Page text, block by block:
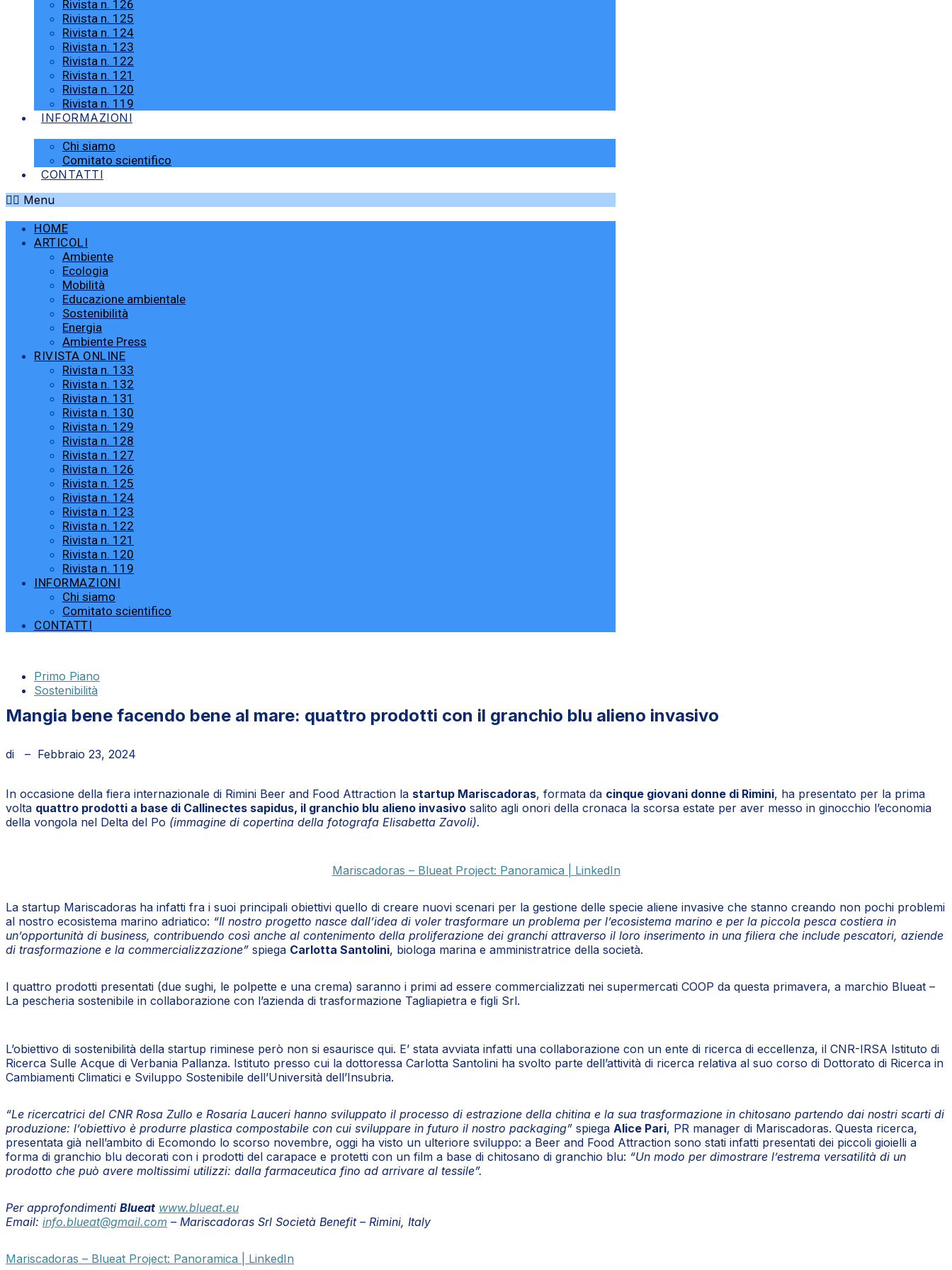
Rivista n. 126
Rivista n. 125
Rivista n. 124
Rivista n. 123
Rivista n. 122
Rivista n. 121
Rivista n. 120
Rivista n. 119
INFORMAZIONI
Chi siamo
Comitato scientifico
CONTATTI
Menu
HOME
ARTICOLI
Ambiente
Ecologia
Mobilità
Educazione ambientale
Sostenibilità
Energia
Ambiente Press
RIVISTA ONLINE
Rivista n. 133
Rivista n. 132
Rivista n. 131
Rivista n. 130
Rivista n. 129
Rivista n. 128
Rivista n. 127
Rivista n. 126
Rivista n. 125
Rivista n. 124
Rivista n. 123
Rivista n. 122
Rivista n. 121
Rivista n. 120
Rivista n. 119
INFORMAZIONI
Chi siamo
Comitato scientifico
CONTATTI
Primo Piano
Sostenibilità
Mangia bene facendo bene al mare: quattro prodotti con il granchio blu alieno invasivo
di – Febbraio 23, 2024
In occasione della fiera internazionale di Rimini Beer and Food Attraction la startup Mariscadoras, formata da cinque giovani donne di Rimini, ha presentato per la prima
volta quattro prodotti a base di Callinectes sapidus, il granchio blu alieno invasivo salito agli onori della cronaca la scorsa estate per aver messo in ginocchio l’economia
della vongola nel Delta del Po (immagine di copertina della fotografa Elisabetta Zavoli).
Mariscadoras – Blueat Project: Panoramica | LinkedIn
La startup Mariscadoras ha infatti fra i suoi principali obiettivi quello di creare nuovi scenari per la gestione delle specie aliene invasive che stanno creando non pochi problemi
al nostro ecosistema marino adriatico: “Il nostro progetto nasce dall’idea di voler trasformare un problema per l’ecosistema marino e per la piccola pesca costiera in
un’opportunità di business, contribuendo così anche al contenimento della proliferazione dei granchi attraverso il loro inserimento in una filiera che include pescatori, aziende
di trasformazione e la commercializzazione” spiega Carlotta Santolini, biologa marina e amministratrice della società.
I quattro prodotti presentati (due sughi, le polpette e una crema) saranno i primi ad essere commercializzati nei supermercati COOP da questa primavera, a marchio Blueat –
La pescheria sostenibile in collaborazione con l’azienda di trasformazione Tagliapietra e figli Srl.
L’obiettivo di sostenibilità della startup riminese però non si esaurisce qui. E’ stata avviata infatti una collaborazione con un ente di ricerca di eccellenza, il CNR-IRSA Istituto di
Ricerca Sulle Acque di Verbania Pallanza. Istituto presso cui la dottoressa Carlotta Santolini ha svolto parte dell’attività di ricerca relativa al suo corso di Dottorato di Ricerca in
Cambiamenti Climatici e Sviluppo Sostenibile dell’Università dell’Insubria.
“Le ricercatrici del CNR Rosa Zullo e Rosaria Lauceri hanno sviluppato il processo di estrazione della chitina e la sua trasformazione in chitosano partendo dai nostri scarti di
produzione: l’obiettivo è produrre plastica compostabile con cui sviluppare in futuro il nostro packaging” spiega Alice Pari, PR manager di Mariscadoras. Questa ricerca,
presentata già nell’ambito di Ecomondo lo scorso novembre, oggi ha visto un ulteriore sviluppo: a Beer and Food Attraction sono stati infatti presentati dei piccoli gioielli a
forma di granchio blu decorati con i prodotti del carapace e protetti con un film a base di chitosano di granchio blu: “Un modo per dimostrare l’estrema versatilità di un
prodotto che può avere moltissimi utilizzi: dalla farmaceutica fino ad arrivare al tessile”.
Per approfondimenti Blueat www.blueat.eu
Email: info.blueat@gmail.com – Mariscadoras Srl Società Benefit – Rimini, Italy
Mariscadoras – Blueat Project: Panoramica | LinkedIn